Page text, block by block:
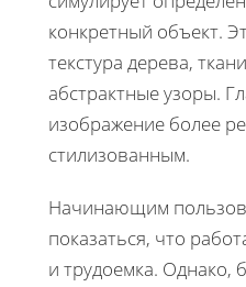
конкретный объект.
текстура дерева,
абстрактные узоры.
изображение более
стилизованным.
Начинающим
показаться, что
и трудоемка. Однако,